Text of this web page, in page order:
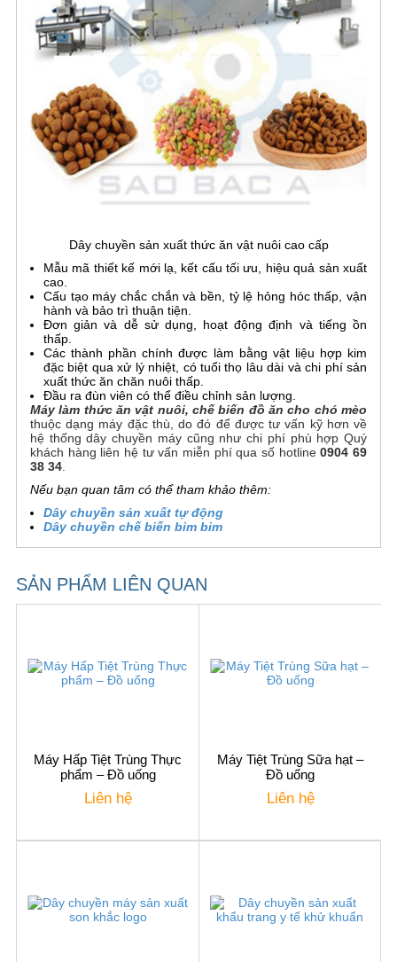
Dây chuyền sản xuất thức ăn vật nuôi cao cấp
Mẫu mã thiết kế mới lạ, kết cấu tối ưu, hiệu quả sản xuất
cao.
Cấu tạo máy chắc chắn và bền, tỷ lệ hỏng hóc thấp, vận
hành và bảo trì thuận tiện.
Đơn giản và dễ sử dụng, hoạt động định và tiếng ồn
thấp.
Các thành phần chính được làm bằng vật liệu hợp kim
đặc biệt qua xử lý nhiệt, có tuổi thọ lâu dài và chi phí sản
xuất thức ăn chăn nuôi thấp.
Đầu ra đùn viên có thể điều chỉnh sản lượng.
Máy làm thức ăn vật nuôi, chế biến đồ ăn cho chó mèo
thuộc dạng máy đặc thù, do đó để được tư vấn kỹ hơn về
hệ thống dây chuyền máy cũng như chi phí phù hợp Quý
khách hàng liên hệ tư vấn miễn phí qua số hotline0904 69
38 34
Nếu bạn quan tâm có thể tham khảo thêm:
Dây chuyền sản xuất tự động
Dây chuyền chế biến bim bim
SẢN PHẨM LIÊN QUAN
Máy Hấp Tiệt Trùng Thực
phẩm – Đồ uống
Liên hệ
Máy Tiệt Trùng Sữa hạt –
Đồ uống
Liên hệ